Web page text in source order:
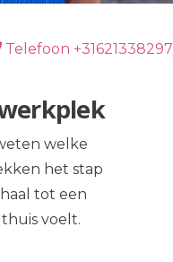
Telefoon +31621338297
welke
het stap
tot een
voelt.